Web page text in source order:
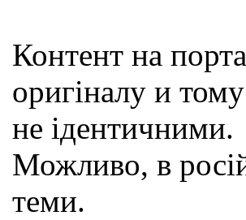
Контент на
оригіналу и
не ідентичними.
Можливо, в
теми.